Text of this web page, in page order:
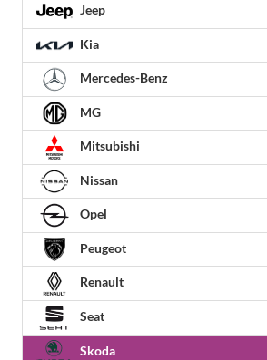
Jeep
Kia
Mercedes-Benz
MG
Mitsubishi
Nissan
Opel
Peugeot
Renault
Seat
Skoda